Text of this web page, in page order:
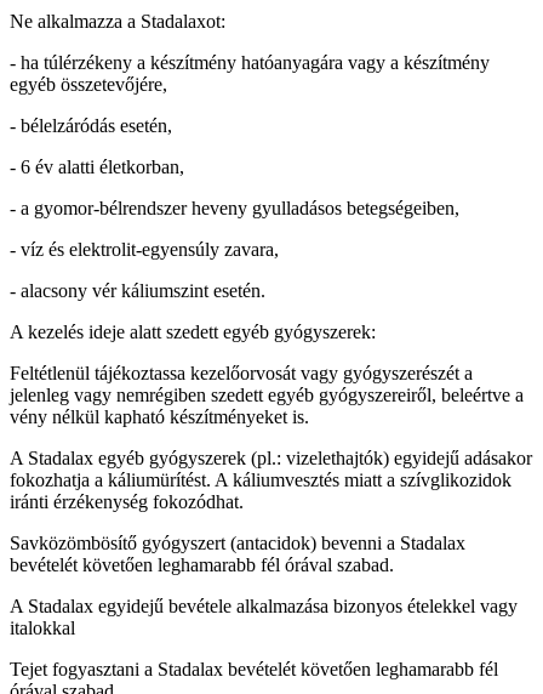
Ne alkalmazza a Stadalaxot:
- ha túlérzékeny a készítmény hatóanyagára vagy a készítmény
egyéb összetevőjére,
- bélelzáródás esetén,
- 6 év alatti életkorban,
- a gyomor-bélrendszer heveny gyulladásos betegségeiben,
- víz és elektrolit-egyensúly zavara,
- alacsony vér káliumszint esetén.
A kezelés ideje alatt szedett egyéb gyógyszerek:
Feltétlenül tájékoztassa kezelőorvosát vagy gyógyszerészét a
jelenleg vagy nemrégiben szedett egyéb gyógyszereiről, beleértve a
vény nélkül kapható készítményeket is.
A Stadalax egyéb gyógyszerek (pl.: vizelethajtók) egyidejű adásakor
fokozhatja a káliumürítést. A káliumvesztés miatt a szívglikozidok
iránti érzékenység fokozódhat.
Savközömbösítő gyógyszert (antacidok) bevenni a Stadalax
bevételét követően leghamarabb fél órával szabad.
A Stadalax egyidejű bevétele alkalmazása bizonyos ételekkel vagy
italokkal
Tejet fogyasztani a Stadalax bevételét követően leghamarabb fél